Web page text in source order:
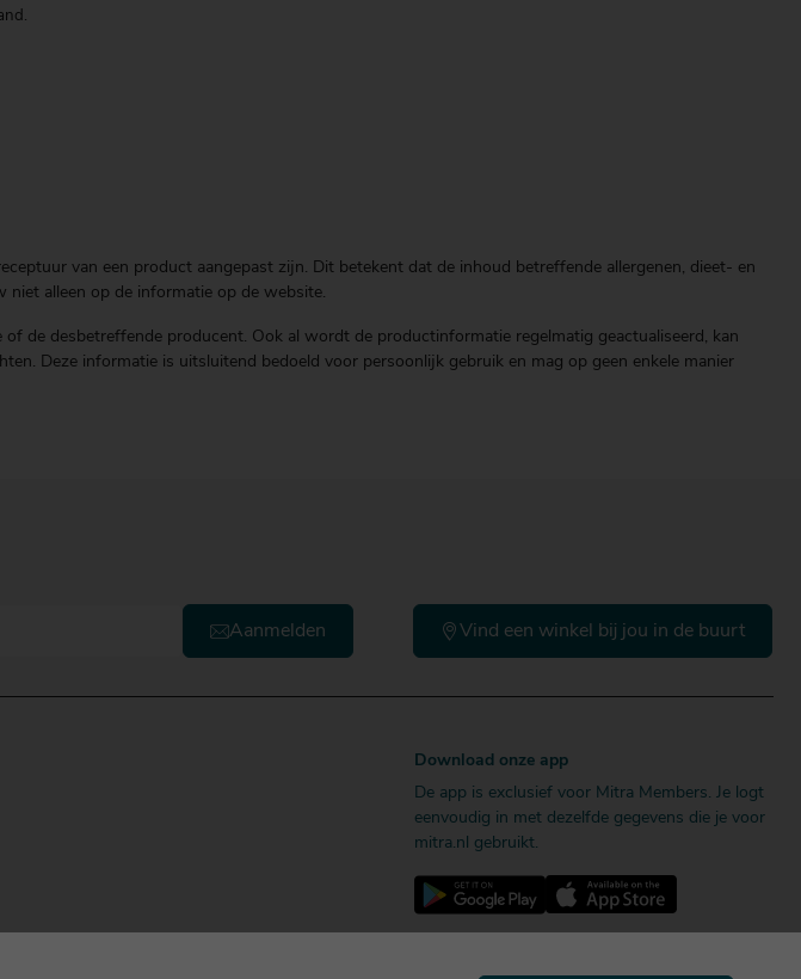
van een product aangepast zijn. Dit betekent dat de inhoud betreffende allergenen, dieet- en
alleen op de informatie op de website.
de desbetreffende producent. Ook al wordt de productinformatie regelmatig geactualiseerd, kan
Deze informatie is uitsluitend bedoeld voor persoonlijk gebruik en mag op geen enkele manier
Aanmelden Vind een winkel bij jou in de buurt
Download onze app
De app is exclusief voor Mitra Members. Je logt
eenvoudig in met dezelfde gegevens die je voor
mitra.nl gebruikt.